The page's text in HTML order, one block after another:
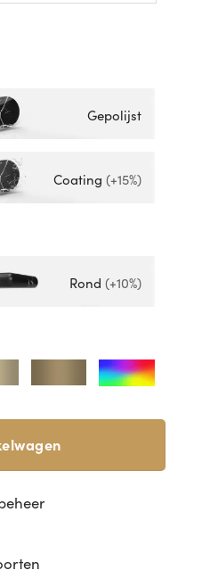
Gepolijst
Coating (+15%)
Rond (+10%)